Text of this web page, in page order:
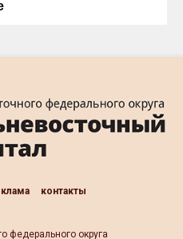
контакты
федерального округа